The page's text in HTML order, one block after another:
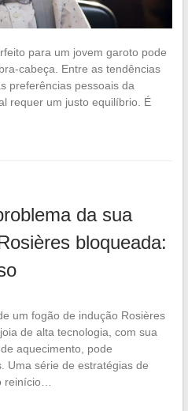
para um jovem garoto pode
cabeça. Entre as tendências
preferências pessoais da
requer um justo equilíbrio. É
da sua
bloqueada:
um fogão de indução Rosières
de alta tecnologia, com sua
aquecimento, pode
Uma série de estratégias de
reinício…